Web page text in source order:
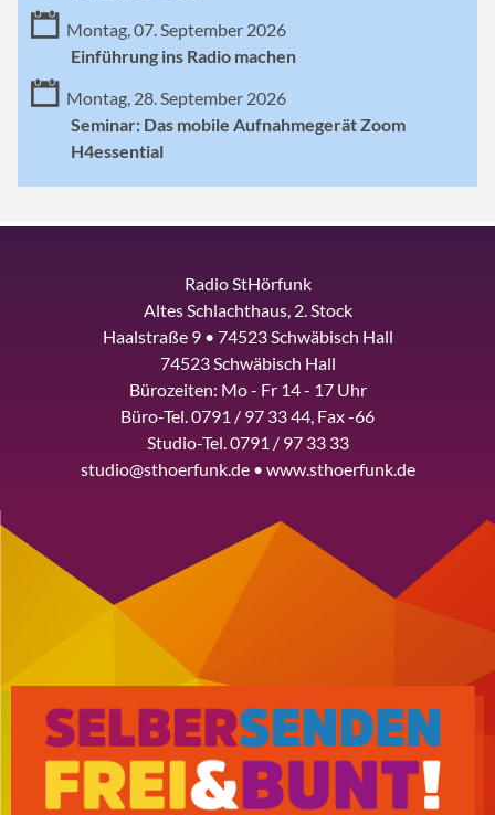
Montag, 07. September 2026
Einführung ins Radio machen
Montag, 28. September 2026
Seminar: Das mobile Aufnahmegerät Zoom
H4essential
Radio StHörfunk
Altes Schlachthaus, 2. Stock
Haalstraße 9 • 74523 Schwäbisch Hall
74523 Schwäbisch Hall
Bürozeiten: Mo - Fr 14 - 17 Uhr
Büro-Tel. 0791 / 97 33 44, Fax -66
Studio-Tel. 0791 / 97 33 33
studio@sthoerfunk.de • www.sthoerfunk.de